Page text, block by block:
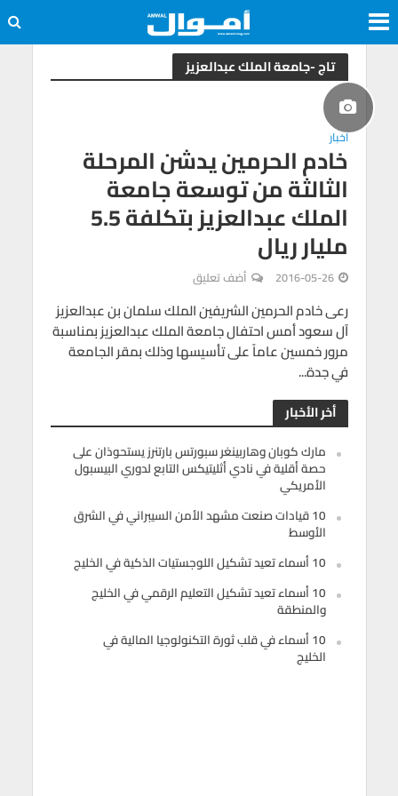
تاج -جامعة الملك عبدالعزيز
اخبار
خادم الحرمين يدشن المرحلة
الثالثة من توسعة جامعة
الملك عبدالعزيز بتكلفة 5.5
مليار ريال
2016-05-26 أضف تعليق
رعى خادم الحرمين الشريفين الملك سلمان بن عبدالعزيز
آل سعود أمس احتفال جامعة الملك عبدالعزيز بمناسبة
مرور خمسين عاماً على تأسيسها وذلك بمقر الجامعة
في جدة...
أخر الأخبار
مارك كوبان وهاربينغر سبورتس بارتنرز يستحوذان على
حصة أقلية في نادي أثليتيكس التابع لدوري البيسبول
الأمريكي
10 قيادات صنعت مشهد الأمن السيبراني في الشرق
الأوسط
10 أسماء تعيد تشكيل اللوجستيات الذكية في الخليج
10 أسماء تعيد تشكيل التعليم الرقمي في الخليج
والمنطقة
10 أسماء في قلب ثورة التكنولوجيا المالية في
الخليج